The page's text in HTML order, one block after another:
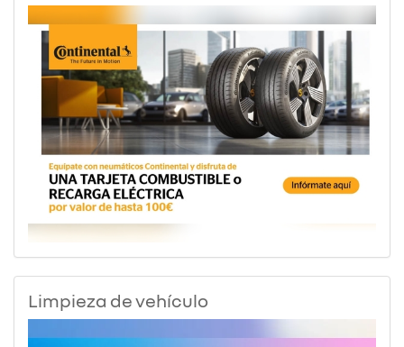
Limpieza de vehículo